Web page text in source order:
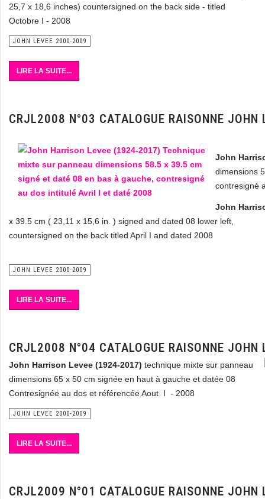
25,7 x 18,6 inches) countersigned on the back side - titled
Octobre I - 2008
JOHN LEVEE 2000-2009
LIRE LA SUITE...
CRJL2008 N°03 CATALOGUE RAISONNE JOHN
John
dimensions
contresigné
John
x 39.5 cm ( 23,11 x 15,6 in. ) signed and dated 08 lower left,
countersigned on the back titled April I and dated 2008
JOHN LEVEE 2000-2009
LIRE LA SUITE...
CRJL2008 N°04 CATALOGUE RAISONNE JOHN
John Harrison Levee (1924-2017) technique mixte sur panneau
dimensions 65 x 50 cm signée en haut à gauche et datée 08
Contresignée au dos et référencée Aout I - 2008
JOHN LEVEE 2000-2009
LIRE LA SUITE...
CRJL2009 N°01 CATALOGUE RAISONNE JOHN